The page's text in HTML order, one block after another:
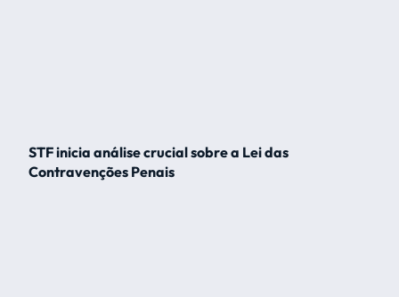
STF inicia análise crucial sobre a Lei das
Contravenções Penais